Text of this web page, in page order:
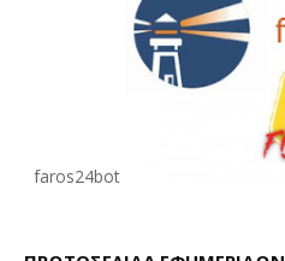
faros24bot